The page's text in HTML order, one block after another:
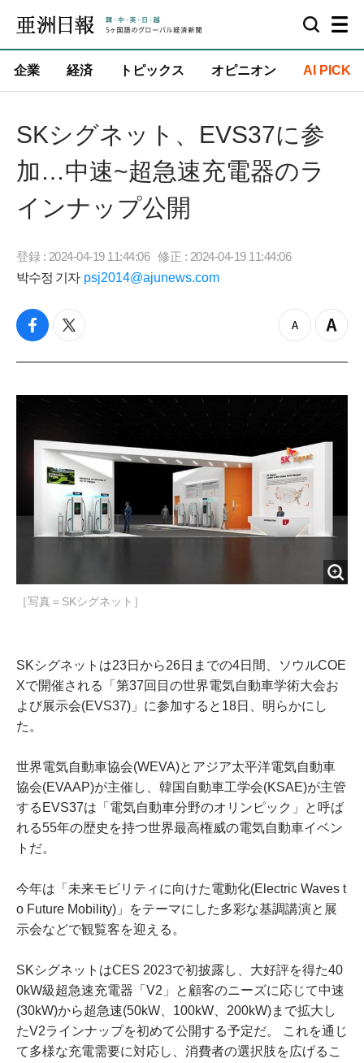
企業 経済 トピックス オピニオン AI PICK
SKシグネット、EVS37に参
加…中速~超急速充電器のラ
インナップ公開
登録 : 2024-04-19 11:44:06 修正 : 2024-04-19 11:44:06
박수정 기자 psj2014@ajunews.com
f
a
t
w
z
o
Z
o
［写真＝SKシグネット］
SKシグネットは23日から26日までの4日間、ソウルCOE
Xで開催される「第37回目の世界電気自動車学術大会お
よび展示会(EVS37)」に参加すると18日、明らかにし
た。
世界電気自動車協会(WEVA)とアジア太平洋電気自動車
協会(EVAAP)が主催し、韓国自動車工学会(KSAE)が主管
するEVS37は「電気自動車分野のオリンピック」と呼ば
れる55年の歴史を持つ世界最高権威の電気自動車イベン
トだ。
今年は「未来モビリティに向けた電動化(Electric Waves t
o Future Mobility)」をテーマにした多彩な基調講演と展
示会などで観覧客を迎える。
SKシグネットはCES 2023で初披露し、大好評を得た40
0kW級超急速充電器「V2」と顧客のニーズに応じて中速
(30kW)から超急速(50kW、100kW、200kW)まで拡大し
たV2ラインナップを初めて公開する予定だ。 これを通じ
て多様な充電需要に対応し、消費者の選択肢を広げるこ